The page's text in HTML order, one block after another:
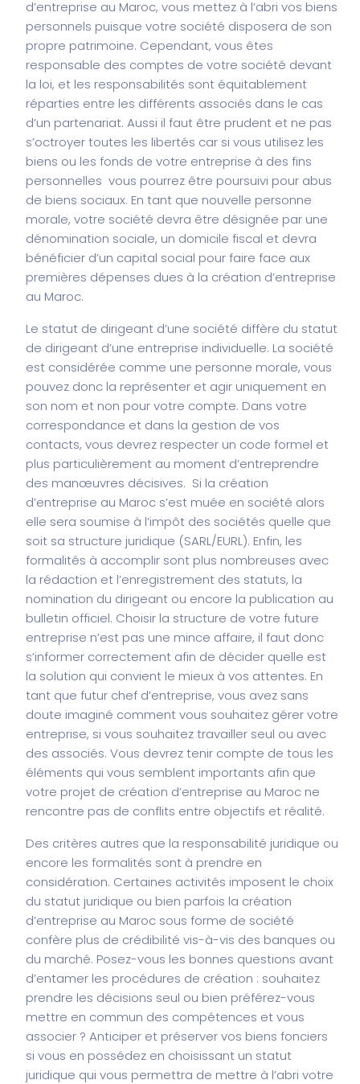
d’entreprise au Maroc, vous mettez à l’abri vos biens
personnels puisque votre société disposera de son
propre patrimoine. Cependant, vous êtes
responsable des comptes de votre société devant
la loi, et les responsabilités sont équitablement
réparties entre les différents associés dans le cas
d’un partenariat. Aussi il faut être prudent et ne pas
s’octroyer toutes les libertés car si vous utilisez les
biens ou les fonds de votre entreprise à des fins
personnelles vous pourrez être poursuivi pour abus
de biens sociaux. En tant que nouvelle personne
morale, votre société devra être désignée par une
dénomination sociale, un domicile fiscal et devra
bénéficier d’un capital social pour faire face aux
premières dépenses dues à la création d’entreprise
au Maroc.
Le statut de dirigeant d’une société diffère du statut
de dirigeant d’une entreprise individuelle. La société
est considérée comme une personne morale, vous
pouvez donc la représenter et agir uniquement en
son nom et non pour votre compte. Dans votre
correspondance et dans la gestion de vos
contacts, vous devrez respecter un code formel et
plus particulièrement au moment d’entreprendre
des manœuvres décisives. Si la création
d’entreprise au Maroc s’est muée en société alors
elle sera soumise à l’impôt des sociétés quelle que
soit sa structure juridique (SARL/EURL). Enfin, les
formalités à accomplir sont plus nombreuses avec
la rédaction et l’enregistrement des statuts, la
nomination du dirigeant ou encore la publication au
bulletin officiel. Choisir la structure de votre future
entreprise n’est pas une mince affaire, il faut donc
s’informer correctement afin de décider quelle est
la solution qui convient le mieux à vos attentes. En
tant que futur chef d’entreprise, vous avez sans
doute imaginé comment vous souhaitez gérer votre
entreprise, si vous souhaitez travailler seul ou avec
des associés. Vous devrez tenir compte de tous les
éléments qui vous semblent importants afin que
votre projet de création d’entreprise au Maroc ne
rencontre pas de conflits entre objectifs et réalité.
Des critères autres que la responsabilité juridique ou
encore les formalités sont à prendre en
considération. Certaines activités imposent le choix
du statut juridique ou bien parfois la création
d’entreprise au Maroc sous forme de société
confère plus de crédibilité vis-à-vis des banques ou
du marché. Posez-vous les bonnes questions avant
d’entamer les procédures de création : souhaitez
prendre les décisions seul ou bien préférez-vous
mettre en commun des compétences et vous
associer ? Anticiper et préserver vos biens fonciers
si vous en possédez en choisissant un statut
juridique qui vous permettra de mettre à l’abri votre